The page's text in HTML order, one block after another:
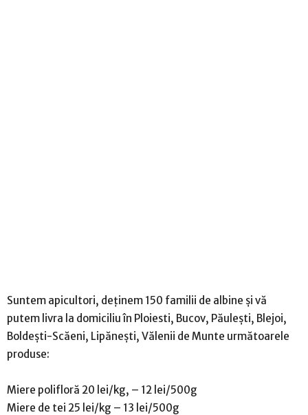
Suntem apicultori, deținem 150 familii de albine și vă
putem livra la domiciliu în Ploiesti, Bucov, Păulești, Blejoi,
Boldești-Scăeni, Lipănești, Vălenii de Munte următoarele
produse:
Miere polifloră 20 lei/kg, – 12 lei/500g
Miere de tei 25 lei/kg – 13 lei/500g